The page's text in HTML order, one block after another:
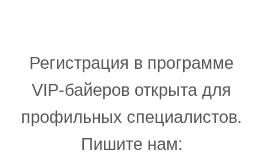
Регистрация в программе
VIP-байеров открыта для
профильных специалистов.
Пишите нам: